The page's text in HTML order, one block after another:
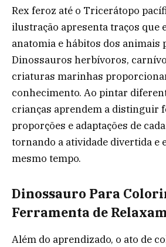
Rex feroz até o Tricerátopo
ilustração apresenta traços que
anatomia e hábitos dos animais
Dinossauros herbívoros,
criaturas marinhas
conhecimento. Ao pintar
crianças aprendem a distinguir
proporções e adaptações de
tornando a atividade divertida e
mesmo tempo.
Dinossauro Para
Ferramenta de
Além do aprendizado, o ato de